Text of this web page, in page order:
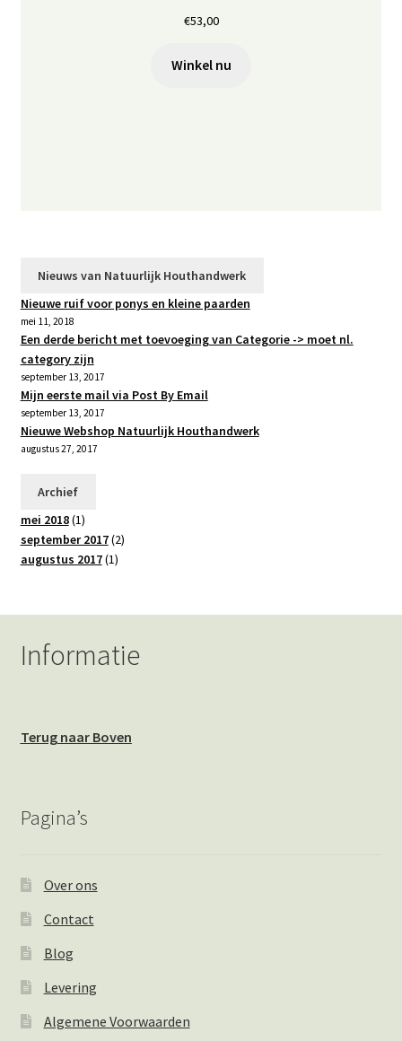
€53,00
Winkel nu
Nieuws van Natuurlijk Houthandwerk
Nieuwe ruif voor ponys en kleine paarden
mei 11, 2018
Een derde bericht met toevoeging van Categorie -> moet nl.
category zijn
september 13, 2017
Mijn eerste mail via Post By Email
september 13, 2017
Nieuwe Webshop Natuurlijk Houthandwerk
augustus 27, 2017
Archief
mei 2018(1)
september 2017(2)
augustus 2017(1)
Informatie
Terug naar Boven
Pagina’s
Over ons
Contact
Blog
Levering
Algemene Voorwaarden